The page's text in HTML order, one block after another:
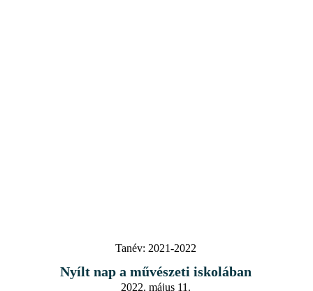
Tanév: 2021-2022
Nyílt nap a művészeti iskolában
2022. május 11.